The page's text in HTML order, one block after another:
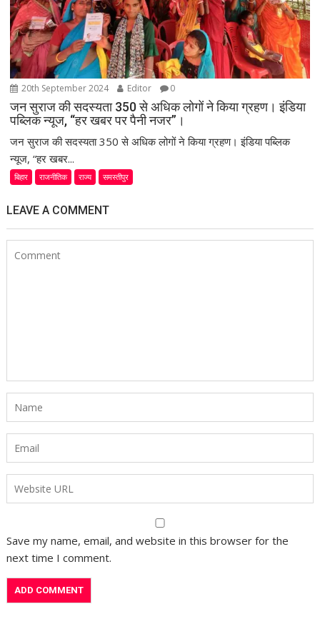
20th September 2024 Editor 0
जन सुराज की सदस्यता 350 से अधिक लोगों ने किया ग्रहण। इंडिया
पब्लिक न्यूज, “हर खबर पर पैनी नजर”।
जन सुराज की सदस्यता 350 से अधिक लोगों ने किया ग्रहण। इंडिया पब्लिक
न्यूज, “हर खबर...
बिहार राजनीतिक राज्य समस्तीपुर
LEAVE A COMMENT
Save my name, email, and website in this browser for the
next time I comment.